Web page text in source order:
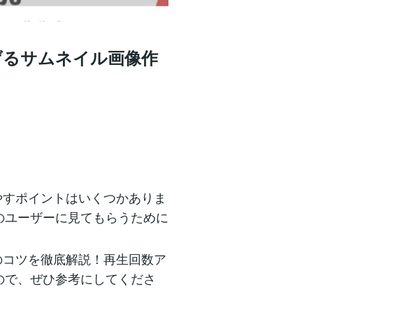
サムネイル画像作
ポイントはいくつかありま
ーザーに見てもらうために
ツを徹底解説！再生回数ア
、ぜひ参考にしてくださ